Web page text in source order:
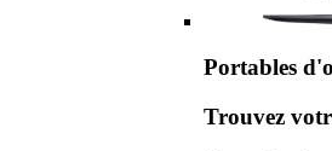
Portables
Trouvez